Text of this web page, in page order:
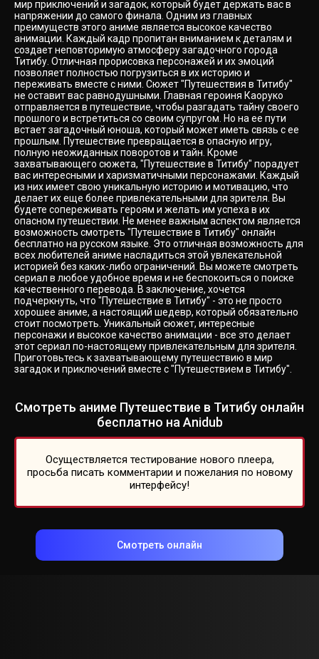
мир приключений и загадок, который будет держать вас в
напряжении до самого финала. Одним из главных
преимуществ этого аниме является высокое качество
анимации. Каждый кадр пропитан вниманием к деталям и
создает неповторимую атмосферу загадочного города
Титибу. Отличная прорисовка персонажей и их эмоций
позволяет полностью погрузиться в их историю и
переживать вместе с ними. Сюжет "Путешествия в Титибу"
не оставит вас равнодушными. Главная героиня Каоруко
отправляется в путешествие, чтобы разгадать тайну своего
прошлого и встретиться со своим супругом. Но на ее пути
встает загадочный юноша, который может иметь связь с ее
прошлым. Путешествие превращается в опасную игру,
полную неожиданных поворотов и тайн. Кроме
захватывающего сюжета, "Путешествие в Титибу" порадует
вас интересными и харизматичными персонажами. Каждый
из них имеет свою уникальную историю и мотивацию, что
делает их еще более привлекательными для зрителя. Вы
будете сопереживать героям и желать им успеха в их
опасном путешествии. Не менее важным аспектом является
возможность смотреть "Путешествие в Титибу" онлайн
бесплатно на русском языке. Это отличная возможность для
всех любителей аниме насладиться этой увлекательной
историей без каких-либо ограничений. Вы можете смотреть
сериал в любое удобное время и не беспокоиться о поиске
качественного перевода. В заключение, хочется
подчеркнуть, что "Путешествие в Титибу" - это не просто
хорошее аниме, а настоящий шедевр, который обязательно
стоит посмотреть. Уникальный сюжет, интересные
персонажи и высокое качество анимации - все это делает
этот сериал по-настоящему привлекательным для зрителя.
Приготовьтесь к захватывающему путешествию в мир
загадок и приключений вместе с "Путешествием в Титибу".
Смотреть аниме Путешествие в Титибу онлайн
бесплатно на Anidub
Осуществляется тестирование нового плеера,
просьба писать комментарии и пожелания по новому
интерфейсу!
Смотреть онлайн